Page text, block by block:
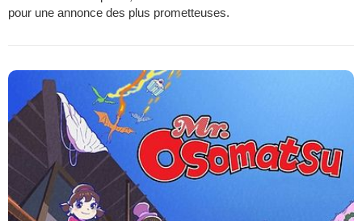
pour une annonce des plus prometteuses.